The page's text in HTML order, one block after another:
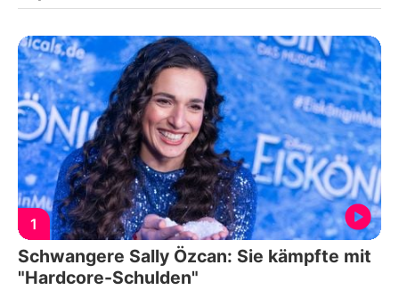
1
Schwangere Sally Özcan: Sie kämpfte mit
"Hardcore-Schulden"